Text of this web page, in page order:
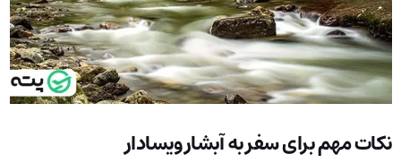
نکات مهم برای سفر به آبشار ویسادار